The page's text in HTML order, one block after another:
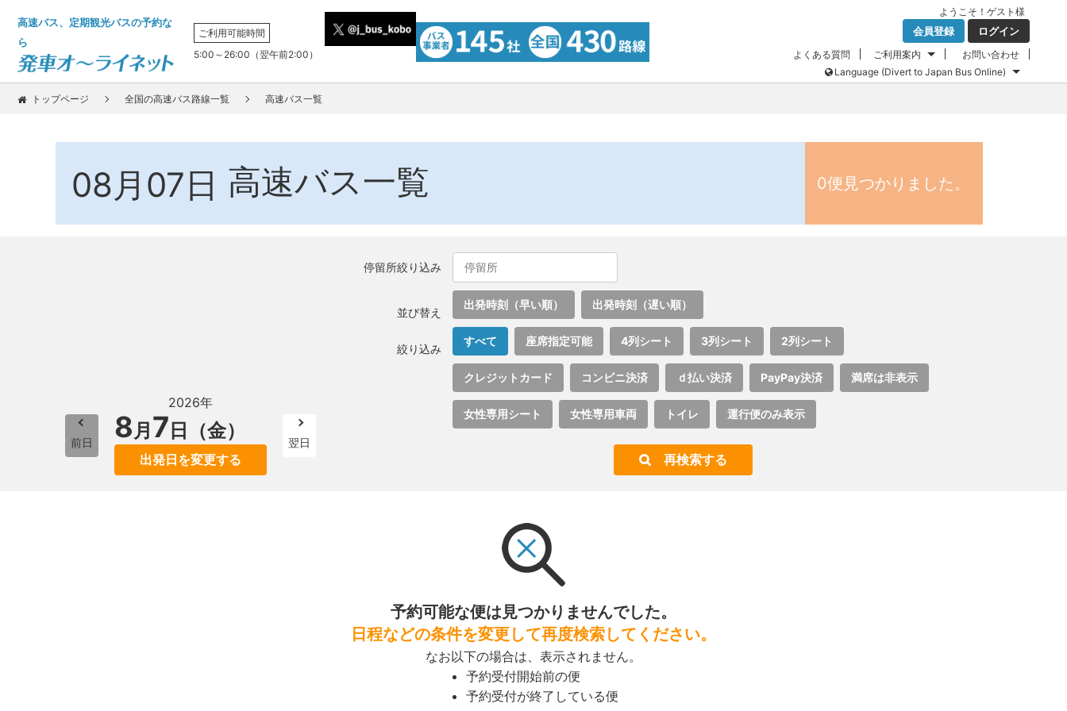
高速バス、定期観光バスの予約な
ら
ご利用可能時間
5:00～26:00（翌午前2:00）
ようこそ！ ゲスト 様
会員登録 ログイン
よくある質問 ご利用案内
お問い合わせ
Language (Divert to Japan Bus Online)
トップページ 全国の高速バス路線一覧 高速バス一覧
08月07日 高速バス一覧 0便見つかりました。
前日
2026年
8月 7 日（金）
出発日を変更する
翌日
停留所絞り込み
並び替え
出発時刻（早い順） 出発時刻（遅い順）
絞り込み
すべて 座席指定可能 4列シート 3列シート 2列シート
クレジットカード コンビニ決済 ｄ払い決済 PayPay決済 満席は非表示
女性専用シート 女性専用車両 トイレ 運行便のみ表示
再検索する
予約可能な便は見つかりませんでした。
日程などの条件を変更して再度検索してください。
なお以下の場合は、表示されません。
予約受付開始前の便
予約受付が終了している便